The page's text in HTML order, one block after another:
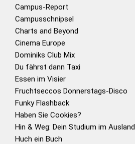
Campus-Report
Campusschnipsel
Charts and Beyond
Cinema Europe
Dominiks Club Mix
Du fährst dann Taxi
Essen im Visier
Fruchtseccos Donnerstags-Disco
Funky Flashback
Haben Sie Cookies?
Hin & Weg: Dein Studium im Ausland
Huch ein Buch